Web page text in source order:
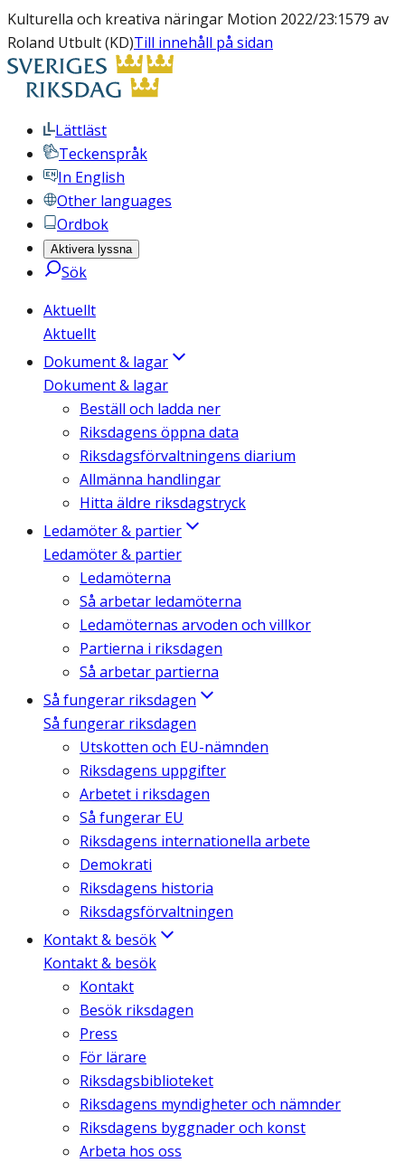
Kulturella och kreativa näringar Motion 2022/23:1579 av
Roland Utbult (KD)Till innehåll på sidan
Lättläst
Teckenspråk
In English
Other languages
Ordbok
Aktivera lyssna
Sök
Aktuellt
Aktuellt
Dokument & lagar
Dokument & lagar
Beställ och ladda ner
Riksdagens öppna data
Riksdagsförvaltningens diarium
Allmänna handlingar
Hitta äldre riksdagstryck
Ledamöter & partier
Ledamöter & partier
Ledamöterna
Så arbetar ledamöterna
Ledamöternas arvoden och villkor
Partierna i riksdagen
Så arbetar partierna
Så fungerar riksdagen
Så fungerar riksdagen
Utskotten och EU-nämnden
Riksdagens uppgifter
Arbetet i riksdagen
Så fungerar EU
Riksdagens internationella arbete
Demokrati
Riksdagens historia
Riksdagsförvaltningen
Kontakt & besök
Kontakt & besök
Kontakt
Besök riksdagen
Press
För lärare
Riksdagsbiblioteket
Riksdagens myndigheter och nämnder
Riksdagens byggnader och konst
Arbeta hos oss